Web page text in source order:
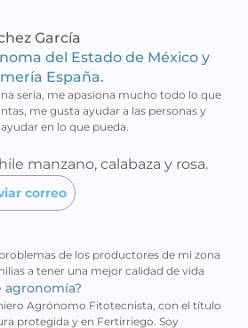
García
del Estado de México y
España.
seria, me apasiona mucho todo lo que
me gusta ayudar a las personas y
en lo que pueda.
manzano, calabaza y rosa.
correo
de los productores de mi zona
a tener una mejor calidad de vida
agronomía?
Agrónomo Fitotecnista, con el título
protegida y en Fertirriego. Soy